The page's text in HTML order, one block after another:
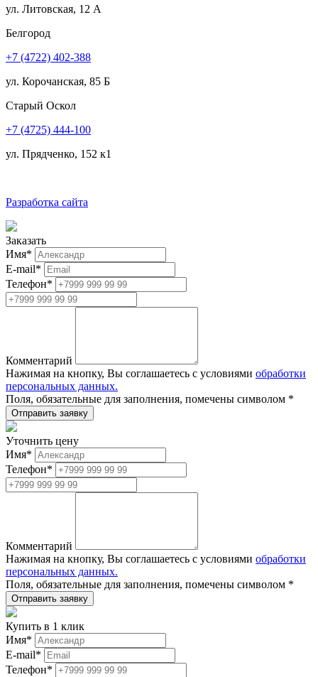
ул. Литовская, 12 А
Белгород
+7 (4722) 402-388
ул. Корочанская, 85 Б
Старый Оскол
+7 (4725) 444-100
ул. Прядченко, 152 к1
Разработка сайта
Заказать
Имя*
E-mail*
Телефон*
Комментарий
Нажимая на кнопку, Вы соглашаетесь с условиями обработки
персональных данных.
Поля, обязательные для заполнения, помечены символом *
Уточнить цену
Имя*
Телефон*
Комментарий
Нажимая на кнопку, Вы соглашаетесь с условиями обработки
персональных данных.
Поля, обязательные для заполнения, помечены символом *
Купить в 1 клик
Имя*
E-mail*
Телефон*